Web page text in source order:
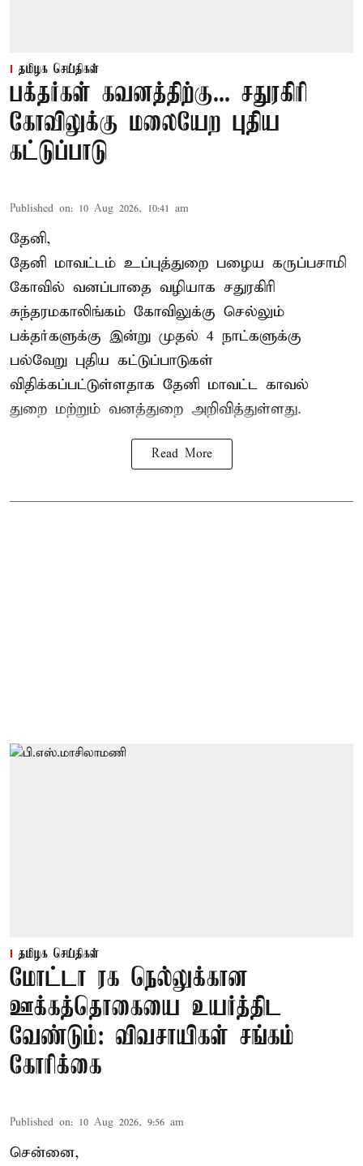
தமிழக செய்திகள்
பக்தர்கள் கவனத்திற்கு... சதுரகிரி
கோவிலுக்கு மலையேற புதிய
கட்டுப்பாடு
Published on: 10 Aug 2026, 10:41 am
தேனி,
தேனி மாவட்டம் உப்புத்துறை பழைய கருப்பசாமி
கோவில் வனப்பாதை வழியாக சதுரகிரி
சுந்தரமகாலிங்கம் கோவிலுக்கு செல்லும்
பக்தர்களுக்கு இன்று முதல் 4 நாட்களுக்கு
பல்வேறு புதிய கட்டுப்பாடுகள்
விதிக்கப்பட்டுள்ளதாக தேனி மாவட்ட காவல்
துறை மற்றும் வனத்துறை அறிவித்துள்ளது.
Read More
தமிழக செய்திகள்
மோட்டா ரக நெல்லுக்கான
ஊக்கத்தொகையை உயர்த்திட
வேண்டும்: விவசாயிகள் சங்கம்
கோரிக்கை
Published on: 10 Aug 2026, 9:56 am
சென்னை,